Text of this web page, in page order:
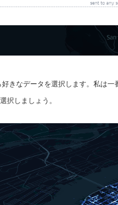
きなデータを選択します。私は一
択しましょう。